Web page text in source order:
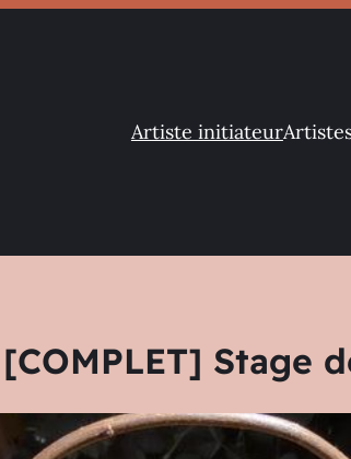
Artiste initiateur
[COMPLET] Stage